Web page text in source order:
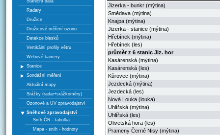
Staniční data
Radary
Družice
Družicové měření ozonu
Detekce blesků
Vertikální profily větru
Webové kamery
Stanice
Sondážní měření
Aktuální mapy
Srážky (radar+srážkoměry)
Ozonové a UV zpravodajství
Sněhové zpravodajství
Sníh ČR - tabulka
Mapa - sníh - hodnoty
Jizerka - bunkr (mýtina)
Smědava (mýtina)
Knajpa (mýtina)
Jizerka - stanice (mýtina)
Hřebínek (mýtina)
Hřebínek (les)
průměr z 6 stanic Jiz. hor
Kasárenská (mýtina)
Kasárenská (les)
Kůrovec (mýtina)
Jezdecká (mýtina)
Jezdecká (les)
Nová Louka (louka)
Uhlířská (mýtina)
Uhlířská (les)
Olivetská hora (les)
Prameny Černé Nisy (mýtina)